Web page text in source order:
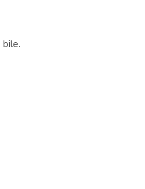
bile.